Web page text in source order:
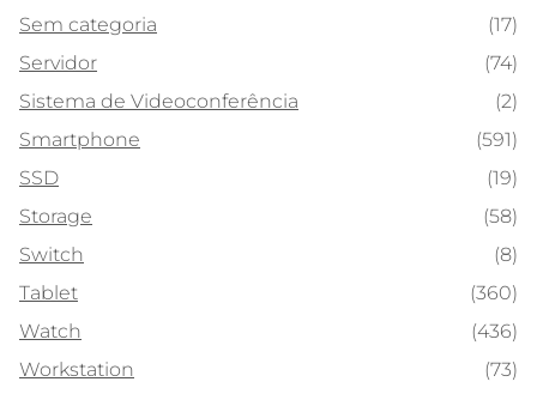
Sem categoria
(17)
Servidor
(74)
Sistema de Videoconferência
(2)
Smartphone
(591)
SSD
(19)
Storage
(58)
Switch
(8)
Tablet
(360)
Watch
(436)
Workstation
(73)